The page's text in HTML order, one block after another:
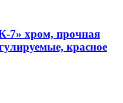
7» хром, прочная
красное